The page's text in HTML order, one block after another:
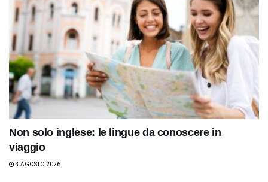
Non solo inglese: le lingue da conoscere in
viaggio
3 AGOSTO 2026